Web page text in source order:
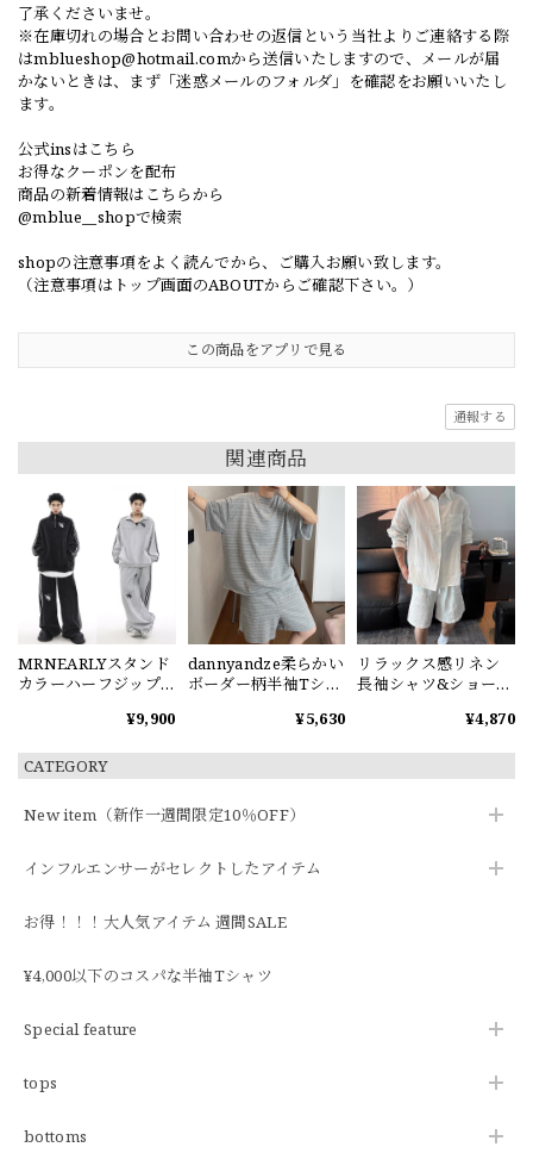
CATEGORY
New item（新作一週間限定10％OFF）
インフルエンサーがセレクトしたアイテム
お得！！！大人気アイテム 週間SALE
¥4,000以下のコスパな半袖Tシャツ
Special feature
tops
bottoms
了承くださいませ。
※在庫切れの場合とお問い合わせの返信という当社よりご連絡する際
はmblueshop@hotmail.comから送信いたしますので、メールが届
かないときは、まず「迷惑メールのフォルダ」を確認をお願いいたし
ます。
公式insはこちら
お得なクーポンを配布
商品の新着情報はこちらから
@mblue__shopで検索
shopの注意事項をよく読んでから、ご購入お願い致します。
（注意事項はトップ画面のABOUTからご確認下さい。）
この商品をアプリで見る
通報する
関連商品
MRNEARLYスタンド
カラーハーフジップ
¥9,900
dannyandze柔らかい
ボーダー柄半袖Tシャ
¥5,630
リラックス感リネン
長袖シャツ&ショート
¥4,870